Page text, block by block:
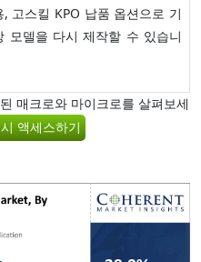
, 고스킬 KPO 납품 옵션으로 기
모델을 다시 제작할 수 있습니
매크로와 마이크로를 살펴보세
액세스하기